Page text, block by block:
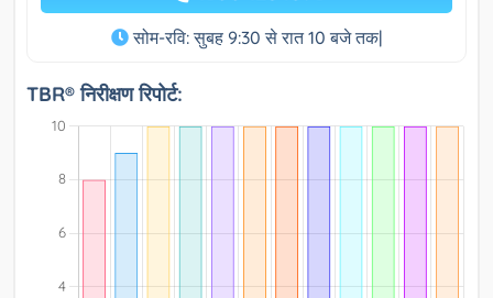
सोम-रवि: सुबह 9:30 से रात 10 बजे तक|
TBR® निरीक्षण रिपोर्ट: